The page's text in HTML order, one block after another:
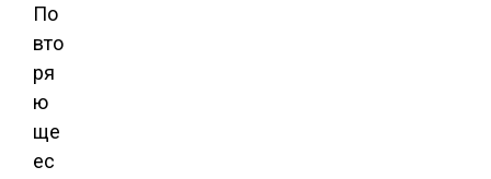
По
вто
ря
ю
ще
ес